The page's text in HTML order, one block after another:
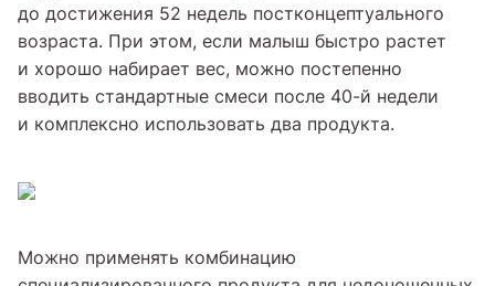
до достижения 52 недель постконцептуального
возраста. При этом, если малыш быстро растет
и хорошо набирает вес, можно постепенно
вводить стандартные смеси после 40-й недели
и комплексно использовать два продукта.
Можно применять комбинацию